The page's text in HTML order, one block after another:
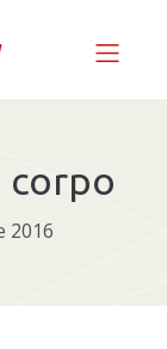
corpo
2016